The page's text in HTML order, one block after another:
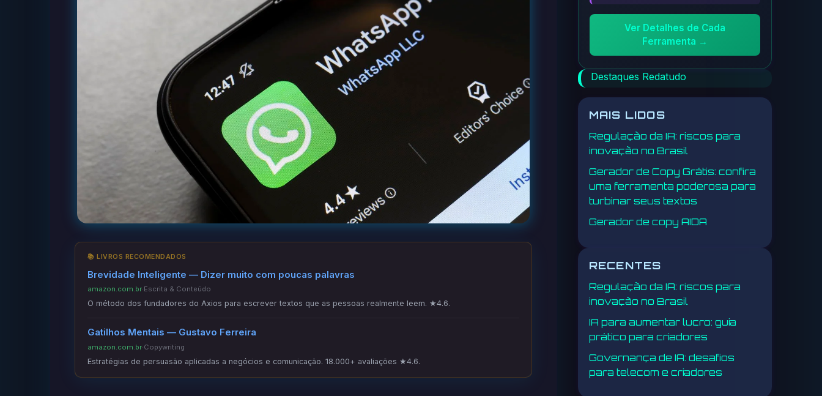
📚 LIVROS RECOMENDADOS
Brevidade Inteligente — Dizer muito com poucas palavras
amazon.com.br·Escrita & Conteúdo
O método dos fundadores do Axios para escrever textos que as pessoas realmente leem. ★4.6.
Gatilhos Mentais — Gustavo Ferreira
amazon.com.br·Copywriting
Estratégias de persuasão aplicadas a negócios e comunicação. 18.000+ avaliações ★4.6.
Ver Detalhes de Cada
Ferramenta →
Destaques Redatudo
MAIS LIDOS
Regulação da IA: riscos para
inovação no Brasil
Gerador de Copy Grátis: confira
uma ferramenta poderosa para
turbinar seus textos
Gerador de copy AIDA
RECENTES
Regulação da IA: riscos para
inovação no Brasil
IA para aumentar lucro: guia
prático para criadores
Governança de IA: desafios
para telecom e criadores